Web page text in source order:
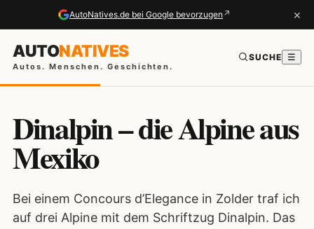
AutoNatives.de bei Google bevorzugen ↗ ×
AUTONATIVES
Autos. Menschen. Geschichten.
SUCHE ☰
Dinalpin – die Alpine aus
Mexiko
Bei einem Concours d’Elegance in Zolder traf ich
auf drei Alpine mit dem Schriftzug Dinalpin. Das